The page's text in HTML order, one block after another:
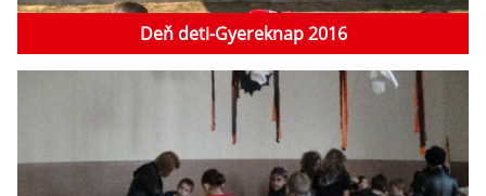
Deň deti-Gyereknap 2016